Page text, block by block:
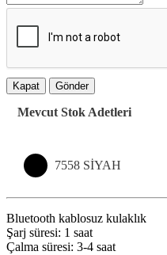
Kapat Gönder
Mevcut Stok Adetleri
7558 SİYAH
Bluetooth kablosuz kulaklık
Şarj süresi: 1 saat
Çalma süresi: 3-4 saat